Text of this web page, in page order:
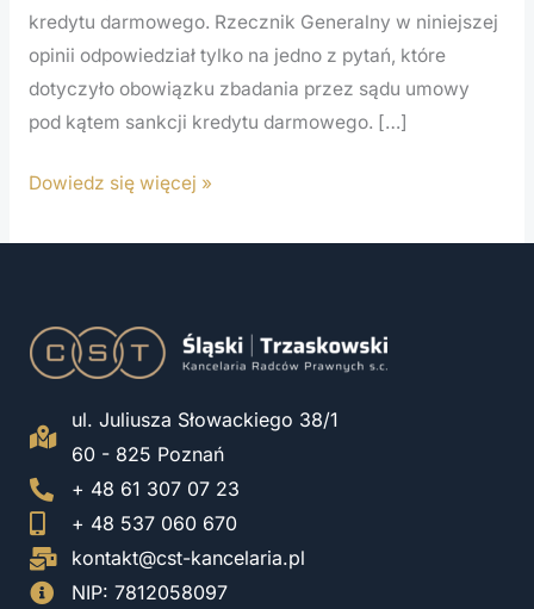
kredytu darmowego. Rzecznik Generalny w niniejszej
opinii odpowiedział tylko na jedno z pytań, które
dotyczyło obowiązku zbadania przez sądu umowy
pod kątem sankcji kredytu darmowego. […]
Dowiedz się więcej »
ul. Juliusza Słowackiego 38/1
60 - 825 Poznań
+ 48 61 307 07 23
+ 48 537 060 670
kontakt@cst-kancelaria.pl
NIP: 7812058097